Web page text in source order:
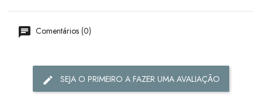
Comentários (0)
SEJA O PRIMEIRO A FAZER UMA AVALIAÇÃO